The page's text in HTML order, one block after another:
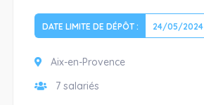
DATE LIMITE DE DÉPÔT : 24/05/2024
Aix-en-Provence
7 salariés